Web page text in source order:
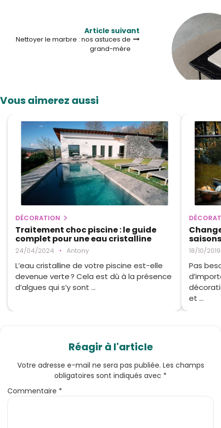
Article suivant
Nettoyer le marbre : nos astuces de
grand-mère
Vous aimerez aussi
DÉCORATION
Traitement choc piscine : le guide
complet pour une eau cristalline
24/04/2024 • Antony
L’eau cristalline de votre piscine est-elle
devenue verte ? Cela est dû à la présence
d’algues qui s’y sont ...
saisons
18/10/2019
Pas
et ...
Réagir à l'article
Votre adresse e-mail ne sera pas publiée. Les champs
obligatoires sont indiqués avec *
Commentaire *